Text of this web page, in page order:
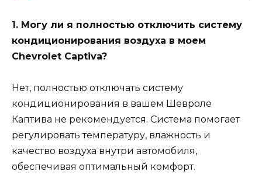
1. Могу ли я полностью отключить систему
кондиционирования воздуха в моем
Chevrolet Captiva?
Нет, полностью отключать систему
кондиционирования в вашем Шевроле
Каптива не рекомендуется. Система помогает
регулировать температуру, влажность и
качество воздуха внутри автомобиля,
обеспечивая оптимальный комфорт.